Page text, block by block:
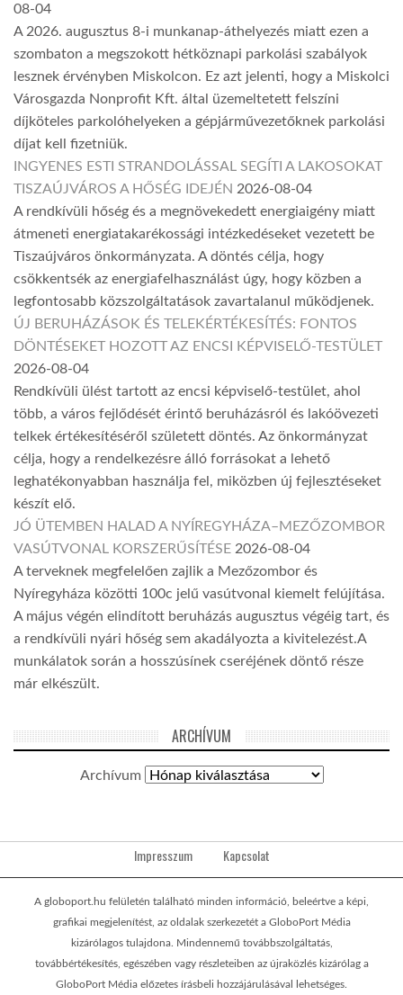
08-04
A 2026. augusztus 8-i munkanap-áthelyezés miatt ezen a
szombaton a megszokott hétköznapi parkolási szabályok
lesznek érvényben Miskolcon. Ez azt jelenti, hogy a Miskolci
Városgazda Nonprofit Kft. által üzemeltetett felszíni
díjköteles parkolóhelyeken a gépjárművezetőknek parkolási
díjat kell fizetniük.
INGYENES ESTI STRANDOLÁSSAL SEGÍTI A LAKOSOKAT
TISZAÚJVÁROS A HŐSÉG IDEJÉN 2026-08-04
A rendkívüli hőség és a megnövekedett energiaigény miatt
átmeneti energiatakarékossági intézkedéseket vezetett be
Tiszaújváros önkormányzata. A döntés célja, hogy
csökkentsék az energiafelhasználást úgy, hogy közben a
legfontosabb közszolgáltatások zavartalanul működjenek.
ÚJ BERUHÁZÁSOK ÉS TELEKÉRTÉKESÍTÉS: FONTOS
DÖNTÉSEKET HOZOTT AZ ENCSI KÉPVISELŐ-TESTÜLET
2026-08-04
Rendkívüli ülést tartott az encsi képviselő-testület, ahol
több, a város fejlődését érintő beruházásról és lakóövezeti
telkek értékesítéséről született döntés. Az önkormányzat
célja, hogy a rendelkezésre álló forrásokat a lehető
leghatékonyabban használja fel, miközben új fejlesztéseket
készít elő.
JÓ ÜTEMBEN HALAD A NYÍREGYHÁZA–MEZŐZOMBOR
VASÚTVONAL KORSZERŰSÍTÉSE 2026-08-04
A terveknek megfelelően zajlik a Mezőzombor és
Nyíregyháza közötti 100c jelű vasútvonal kiemelt felújítása.
A május végén elindított beruházás augusztus végéig tart, és
a rendkívüli nyári hőség sem akadályozta a kivitelezést.A
munkálatok során a hosszúsínek cseréjének döntő része
már elkészült.
ARCHÍVUM
Archívum
Impresszum Kapcsolat
A globoport.hu felületén található minden információ, beleértve a képi,
grafikai megjelenítést, az oldalak szerkezetét a GloboPort Média
kizárólagos tulajdona. Mindennemű továbbszolgáltatás,
továbbértékesítés, egészében vagy részleteiben az újraközlés kizárólag a
GloboPort Média előzetes írásbeli hozzájárulásával lehetséges.